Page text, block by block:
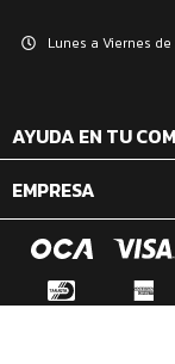
Lunes a Viernes
AYUDA EN TU
EMPRESA